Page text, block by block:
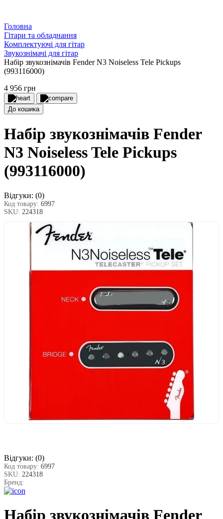
Головна
Гітари та обладнання
Комплектуючі для гітар
Звукознімачі для гітар
Набір звукознімачів Fender N3 Noiseless Tele Pickups
(993116000)
4 956 грн
До кошика
Набір звукознімачів Fender
N3 Noiseless Tele Pickups
(993116000)
Відгуки: (0)
Код товару: 6997
SKU: 224318
Відгуки: (0)
Код товару: 6997
SKU: 224318
Бренд:
Набір звукознімачів Fender